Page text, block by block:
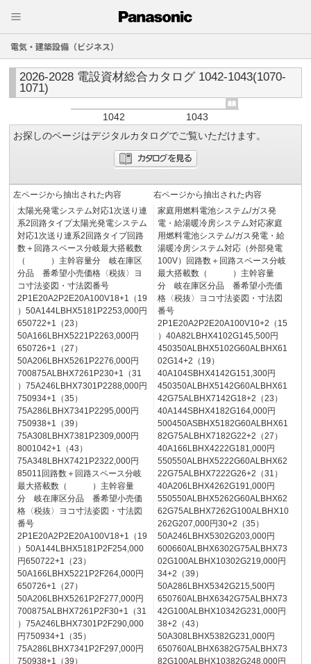
電気・建築設備（ビジネス）
2026-2028 電設資材総合カタログ 1042-1043(1070-
1071)
1042
1043
お探しのページはデジタルカタログでご覧いただけます。
左ページから抽出された内容
太陽光発電システム対応1次送り連
系2回路タイプ太陽光発電システム
対応1次送り連系2回路タイプ回路
数＋回路スペース分岐最大搭載数
（ ）主幹容量分 岐在庫区
分品 番希望小売価格〈税抜〉ヨ
コ寸法姿図・寸法図番号
2P1E20A2P2E20A100V18+1（19
）50A144LBHX5181P2253,000円
650722+1（23）
50A166LBHX5221P2263,000円
650726+1（27）
50A206LBHX5261P2276,000円
700875ALBHX7261P230+1（31
）75A246LBHX7301P2288,000円
750934+1（35）
75A286LBHX7341P2295,000円
750938+1（39）
75A308LBHX7381P2309,000円
8001042+1（43）
75A348LBHX7421P2322,000円
85011回路数＋回路スペース分岐
最大搭載数（ ）主幹容量
分 岐在庫区分品 番希望小売価
格〈税抜〉ヨコ寸法姿図・寸法図
番号
2P1E20A2P2E20A100V18+1（19
）50A144LBHX5181P2F254,000
円650722+1（23）
50A166LBHX5221P2F264,000円
650726+1（27）
50A206LBHX5261P2F277,000円
700875ALBHX7261P2F30+1（31
）75A246LBHX7301P2F290,000
円750934+1（35）
75A286LBHX7341P2F297,000円
750938+1（39）
右ページから抽出された内容
家庭用燃料電池システム/ガス発
電・給湯暖冷房システム対応家庭
用燃料電池システム/ガス発電・給
湯暖冷房システム対応（外部発電
100V）回路数＋回路スペース分岐
最大搭載数（ ）主幹容量
分 岐在庫区分品 番希望小売価
格〈税抜〉ヨコ寸法姿図・寸法図
番号
2P1E20A2P2E20A100V10+2（15
）40A82LBHX4102G145,500円
450350ALBHX5102G60ALBHX61
02G14+2（19）
40A104SBHX4142G151,300円
450350ALBHX5142G60ALBHX61
42G75ALBHX7142G18+2（23）
40A144SBHX4182G164,000円
500450ASBHX5182G60ALBHX61
82G75ALBHX7182G22+2（27）
40A166LBHX4222G181,000円
550550ALBHX5222G60ALBHX62
22G75ALBHX7222G26+2（31）
40A206LBHX4262G191,000円
550550ALBHX5262G60ALBHX62
62G75ALBHX7262G100ALBHX10
262G207,000円30+2（35）
50A246LBHX5302G203,000円
600660ALBHX6302G75ALBHX73
02G100ALBHX10302G219,000円
34+2（39）
50A286LBHX5342G215,500円
650760ALBHX6342G75ALBHX73
42G100ALBHX10342G231,000円
38+2（43）
50A308LBHX5382G231,000円
650760ALBHX6382G75ALBHX73
82G100ALBHX10382G248,000円